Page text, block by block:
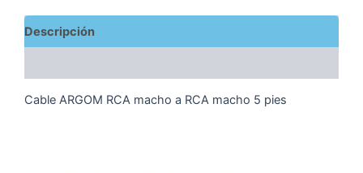
Descripción
Cable ARGOM RCA macho a RCA macho 5 pies